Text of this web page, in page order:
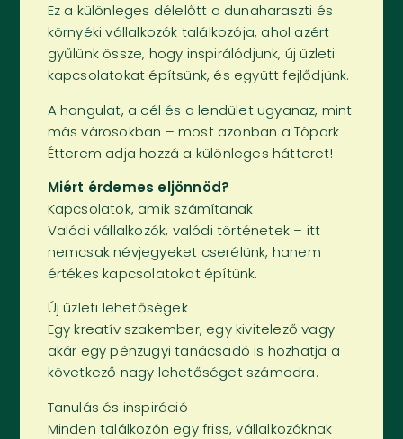
Ez a különleges délelőtt a dunaharaszti és
környéki vállalkozók találkozója, ahol azért
gyűlünk össze, hogy inspirálódjunk, új üzleti
kapcsolatokat építsünk, és együtt fejlődjünk.
A hangulat, a cél és a lendület ugyanaz, mint
más városokban – most azonban a Tópark
Étterem adja hozzá a különleges hátteret!
Miért érdemes eljönnöd?
Kapcsolatok, amik számítanak
Valódi vállalkozók, valódi történetek – itt
nemcsak névjegyeket cserélünk, hanem
értékes kapcsolatokat építünk.
Új üzleti lehetőségek
Egy kreatív szakember, egy kivitelező vagy
akár egy pénzügyi tanácsadó is hozhatja a
következő nagy lehetőséget számodra.
Tanulás és inspiráció
Minden találkozón egy friss, vállalkozóknak